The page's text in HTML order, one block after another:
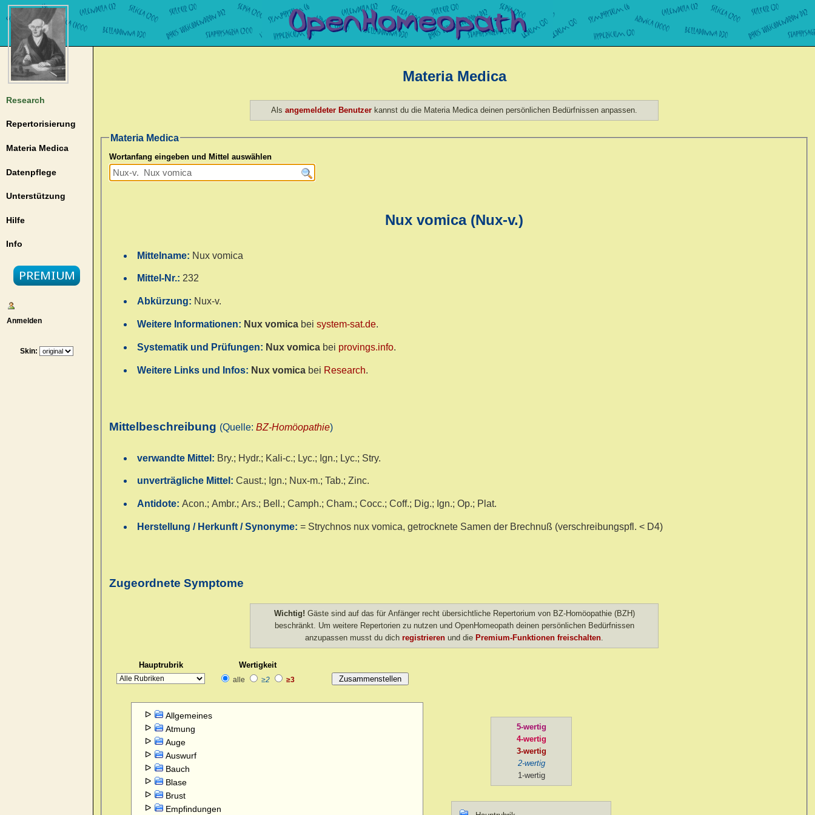
Research
Repertorisierung
Materia Medica
Datenpflege
Unterstützung
Hilfe
Info
Anmelden
Skin:
Materia Medica
Als angemeldeter Benutzer kannst du die Materia Medica deinen persönlichen Bedürfnissen anpassen.
Materia Medica
Wortanfang eingeben und Mittel auswählen
Nux vomica (Nux-v.)
Mittelname: Nux vomica
Mittel-Nr.: 232
Abkürzung: Nux-v.
Weitere Informationen: Nux vomica beisystem-sat.de.
Systematik und Prüfungen: Nux vomica bei provings.info.
Weitere Links und Infos: Nux vomica bei Research.
Mittelbeschreibung (Quelle: BZ-Homöopathie)
verwandte Mittel: Bry.; Hydr.; Kali-c.; Lyc.; Ign.; Lyc.; Stry.
unverträgliche Mittel:Caust.; Ign.; Nux-m.; Tab.; Zinc.
Antidote:Acon.; Ambr.; Ars.; Bell.; Camph.; Cham.; Cocc.; Coff.; Dig.; Ign.; Op.; Plat.
Herstellung / Herkunft / Synonyme:= Strychnos nux vomica, getrocknete Samen der Brechnuß (verschreibungspfl. < D4)
Zugeordnete Symptome
Wichtig! Gäste sind auf das für Anfänger recht übersichtliche Repertorium von BZ-Homöopathie (BZH)
beschränkt. Um weitere Repertorien zu nutzen und OpenHomeopath deinen persönlichen Bedürfnissen
anzupassen musst du dich registrieren und die Premium-Funktionen freischalten
Hauptrubrik Wertigkeit
alle ≥2 ≥3
Allgemeines
Atmung
Auge
Auswurf
Bauch
Blase
Brust
Empfindungen
5-wertig
4-wertig
3-wertig
2-wertig
1-wertig